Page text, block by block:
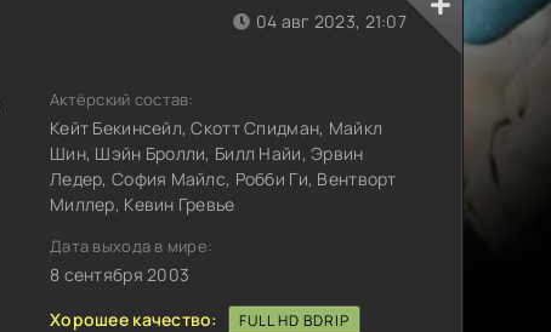
04 авг 2023, 21:07
Актёрский состав:
Кейт Бекинсейл, Скотт Спидман, Майкл
Шин, Шэйн Бролли, Билл Найи, Эрвин
Ледер, София Майлс, Робби Ги, Вентворт
Миллер, Кевин Гревье
Дата выхода в мире:
8 сентября 2003
Хорошее качество:
FULL HD BDRIP